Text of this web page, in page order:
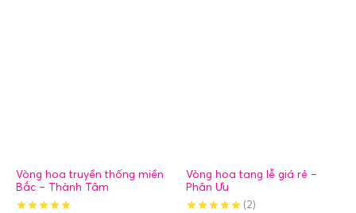
Vòng hoa truyền thống miền
Bắc – Thành Tâm
Vòng hoa tang lễ giá rẻ –
Phân Ưu
(2)